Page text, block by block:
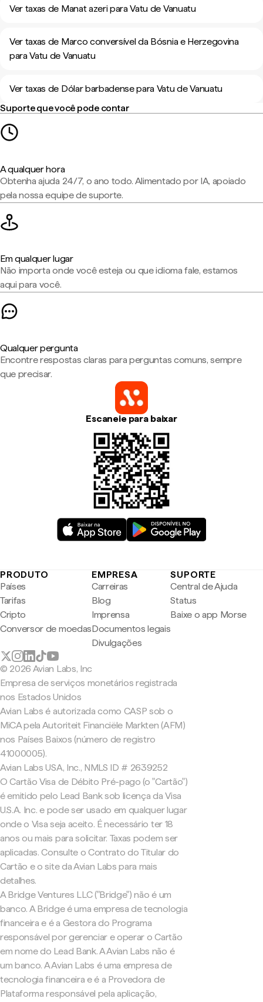
Ver taxas de Manat azeri para Vatu de Vanuatu
Ver taxas de Marco conversível da Bósnia e Herzegovina
para Vatu de Vanuatu
Ver taxas de Dólar barbadense para Vatu de Vanuatu
Suporte que você pode contar
A qualquer hora
Obtenha ajuda 24/7, o ano todo. Alimentado por IA, apoiado
pela nossa equipe de suporte.
Em qualquer lugar
Não importa onde você esteja ou que idioma fale, estamos
aqui para você.
Qualquer pergunta
Encontre respostas claras para perguntas comuns, sempre
que precisar.
Escaneie para baixar
PRODUTO
Países
Tarifas
Cripto
Conversor de moedas
EMPRESA
Carreiras
Blog
Imprensa
Documentos legais
Divulgações
SUPORTE
Central de Ajuda
Status
Baixe o app Morse
© 2026 Avian Labs, Inc
Empresa de serviços monetários registrada
nos Estados Unidos
Avian Labs é autorizada como CASP sob o
MiCA pela Autoriteit Financiële Markten (AFM)
nos Países Baixos (número de registro
41000005).
Avian Labs USA, Inc., NMLS ID # 2639252
O Cartão Visa de Débito Pré-pago (o "Cartão")
é emitido pelo Lead Bank sob licença da Visa
U.S.A. Inc. e pode ser usado em qualquer lugar
onde o Visa seja aceito. É necessário ter 18
anos ou mais para solicitar. Taxas podem ser
aplicadas. Consulte o Contrato do Titular do
Cartão e o site da Avian Labs para mais
detalhes.
A Bridge Ventures LLC ("Bridge") não é um
banco. A Bridge é uma empresa de tecnologia
financeira e é a Gestora do Programa
responsável por gerenciar e operar o Cartão
em nome do Lead Bank. A Avian Labs não é
um banco. A Avian Labs é uma empresa de
tecnologia financeira e é a Provedora de
Plataforma responsável pela aplicação,